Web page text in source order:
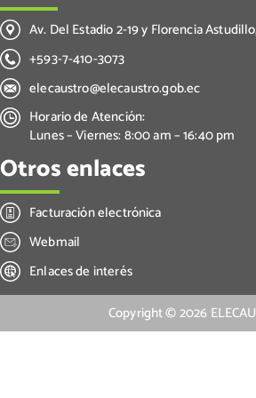
Av. Del Estadio 2-19 y Florencia
+593-7-410-3073
elecaustro@elecaustro.gob.ec
Horario de Atención:
Lunes – Viernes: 8:00 am – 16:40 pm
Otros enlaces
Facturación electrónica
Webmail
Enlaces de interés
Copyright ©2026